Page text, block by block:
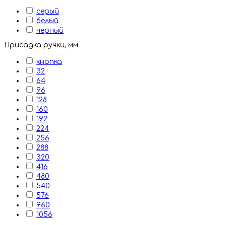
серый
белый
черный
Присадка ручки, мм
кнопка
32
64
96
128
160
192
224
256
288
320
416
480
540
576
960
1056